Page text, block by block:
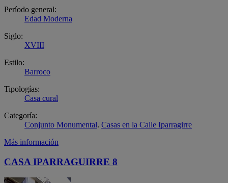
Período general:
Edad Moderna
Siglo:
XVIII
Estilo:
Barroco
Tipologías:
Casa cural
Categoría:
Conjunto Monumental. Casas en la Calle Iparragirre
Más información
CASA IPARRAGUIRRE 8